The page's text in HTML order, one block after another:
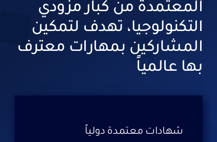
المعتمدة من كبار مزودي
التكنولوجيا، تهدف لتمكين
المشاركين بمهارات معترف
بها عالمياً
شهادات معتمدة دولياً